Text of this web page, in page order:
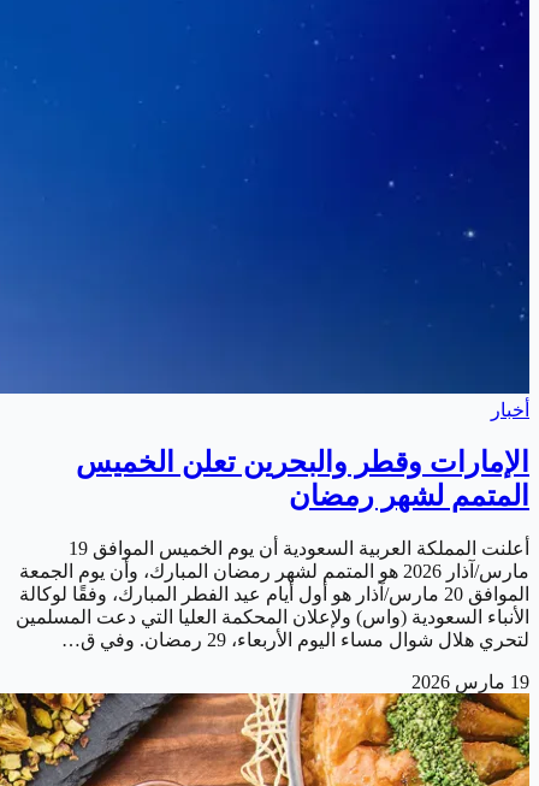
أخبار
الإمارات وقطر والبحرين تعلن الخميس
المتمم لشهر رمضان
أعلنت المملكة العربية السعودية أن يوم الخميس الموافق 19
مارس/آذار 2026 هو المتمم لشهر رمضان المبارك، وأن يوم الجمعة
الموافق 20 مارس/آذار هو أول أيام عيد الفطر المبارك، وفقًا لوكالة
الأنباء السعودية (واس) ولإعلان المحكمة العليا التي دعت المسلمين
لتحري هلال شوال مساء اليوم الأربعاء، 29 رمضان. وفي ق…
19 مارس 2026